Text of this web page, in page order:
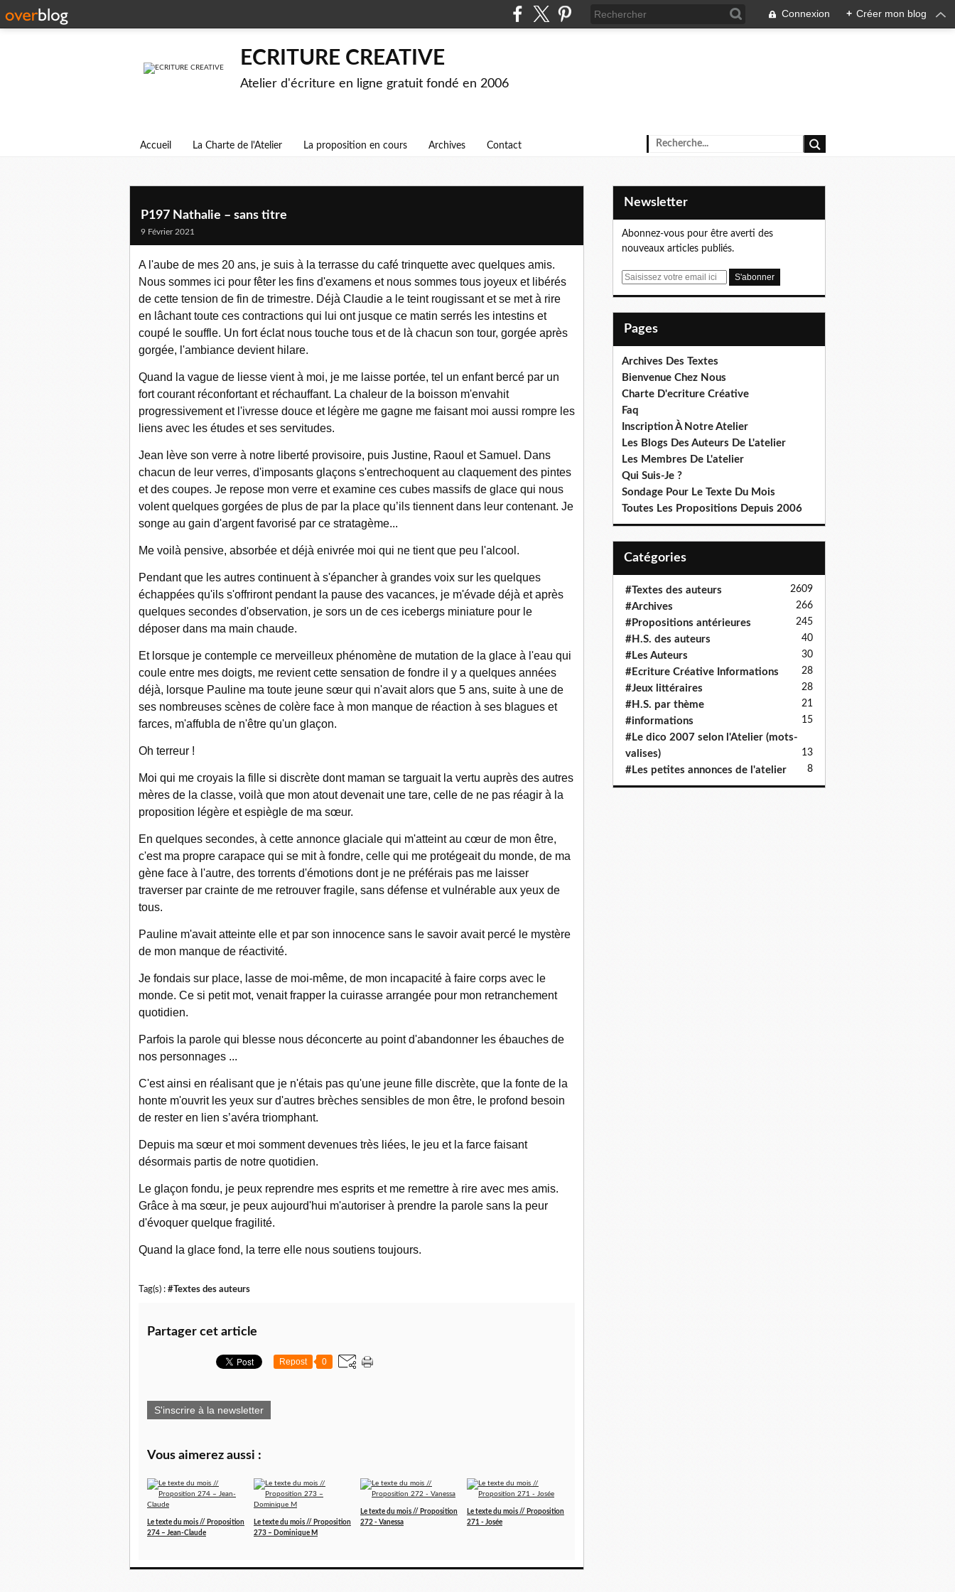
Connexion + Créer mon blog
ECRITURE CREATIVE
Atelier d'écriture en ligne gratuit fondé en 2006
Accueil La Charte de l'Atelier La proposition en cours Archives Contact
P197 Nathalie – sans titre
9 Février 2021
A l'aube de mes 20 ans, je suis à la terrasse du café trinquette avec quelques amis.
Nous sommes ici pour fêter les fins d'examens et nous sommes tous joyeux et libérés
de cette tension de fin de trimestre. Déjà Claudie a le teint rougissant et se met à rire
en lâchant toute ces contractions qui lui ont jusque ce matin serrés les intestins et
coupé le souffle. Un fort éclat nous touche tous et de là chacun son tour, gorgée après
gorgée, l'ambiance devient hilare.
Quand la vague de liesse vient à moi, je me laisse portée, tel un enfant bercé par un
fort courant réconfortant et réchauffant. La chaleur de la boisson m'envahit
progressivement et l'ivresse douce et légère me gagne me faisant moi aussi rompre les
liens avec les études et ses servitudes.
Jean lève son verre à notre liberté provisoire, puis Justine, Raoul et Samuel. Dans
chacun de leur verres, d'imposants glaçons s'entrechoquent au claquement des pintes
et des coupes. Je repose mon verre et examine ces cubes massifs de glace qui nous
volent quelques gorgées de plus de par la place qu’ils tiennent dans leur contenant. Je
songe au gain d'argent favorisé par ce stratagème...
Me voilà pensive, absorbée et déjà enivrée moi qui ne tient que peu l'alcool.
Pendant que les autres continuent à s'épancher à grandes voix sur les quelques
échappées qu'ils s'offriront pendant la pause des vacances, je m'évade déjà et après
quelques secondes d'observation, je sors un de ces icebergs miniature pour le
déposer dans ma main chaude.
Et lorsque je contemple ce merveilleux phénomène de mutation de la glace à l'eau qui
coule entre mes doigts, me revient cette sensation de fondre il y a quelques années
déjà, lorsque Pauline ma toute jeune sœur qui n'avait alors que 5 ans, suite à une de
ses nombreuses scènes de colère face à mon manque de réaction à ses blagues et
farces, m'affubla de n'être qu'un glaçon.
Oh terreur !
Moi qui me croyais la fille si discrète dont maman se targuait la vertu auprès des autres
mères de la classe, voilà que mon atout devenait une tare, celle de ne pas réagir à la
proposition légère et espiègle de ma sœur.
En quelques secondes, à cette annonce glaciale qui m'atteint au cœur de mon être,
c'est ma propre carapace qui se mit à fondre, celle qui me protégeait du monde, de ma
gène face à l'autre, des torrents d'émotions dont je ne préférais pas me laisser
traverser par crainte de me retrouver fragile, sans défense et vulnérable aux yeux de
tous.
Pauline m'avait atteinte elle et par son innocence sans le savoir avait percé le mystère
de mon manque de réactivité.
Je fondais sur place, lasse de moi-même, de mon incapacité à faire corps avec le
monde. Ce si petit mot, venait frapper la cuirasse arrangée pour mon retranchement
quotidien.
Parfois la parole qui blesse nous déconcerte au point d'abandonner les ébauches de
nos personnages ...
C'est ainsi en réalisant que je n'étais pas qu'une jeune fille discrète, que la fonte de la
honte m'ouvrit les yeux sur d'autres brèches sensibles de mon être, le profond besoin
de rester en lien s’avéra triomphant.
Depuis ma sœur et moi somment devenues très liées, le jeu et la farce faisant
désormais partis de notre quotidien.
Le glaçon fondu, je peux reprendre mes esprits et me remettre à rire avec mes amis.
Grâce à ma sœur, je peux aujourd'hui m'autoriser à prendre la parole sans la peur
d'évoquer quelque fragilité.
Quand la glace fond, la terre elle nous soutiens toujours.
Tag(s) : #Textes des auteurs
Partager cet article
Repost 0
S'inscrire à la newsletter
Vous aimerez aussi :
Le texte du mois // Proposition
274 – Jean-Claude
Le texte du mois // Proposition
273 – Dominique M
Le texte du mois // Proposition
272 - Vanessa
Le texte du mois // Proposition
271 - Josée
Newsletter
Abonnez-vous pour être averti des
nouveaux articles publiés.
E
Pages
Archives Des Textes
Bienvenue Chez Nous
Charte D'ecriture Créative
Faq
Inscription À Notre Atelier
Les Blogs Des Auteurs De L'atelier
Les Membres De L'atelier
Qui Suis-Je ?
Sondage Pour Le Texte Du Mois
Toutes Les Propositions Depuis 2006
Catégories
#Textes des auteurs 2609
#Archives 266
#Propositions antérieures 245
#H.S. des auteurs 40
#Les Auteurs 30
#Ecriture Créative Informations 28
#Jeux littéraires 28
#H.S. par thème 21
#informations 15
#Le dico 2007 selon l'Atelier (mots-
valises)
13
#Les petites annonces de l'atelier 8